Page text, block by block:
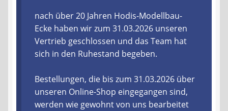
Warenkorb
Ablauf einer Bestellung
Zahlungsarten
nach über 20 Jahren Hodis-Modellbau-
Ecke haben wir zum 31.03.2026 unseren
Vertrieb geschlossen und das Team hat
sich in den Ruhestand begeben.
Bestellungen, die bis zum 31.03.2026 über
unseren Online-Shop eingegangen sind,
werden wie gewohnt von uns bearbeitet